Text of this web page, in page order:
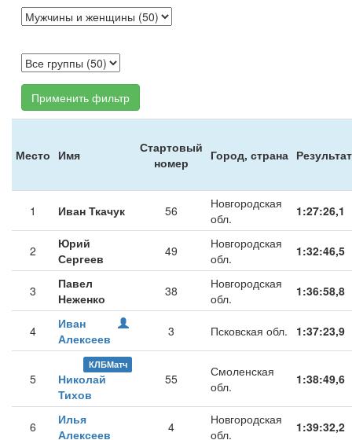
Применить фильтр
Место Имя
Стартовый
номер
Город, страна Результат
1 Иван Ткачук 56
Новгородская
обл.
1:27:26,1
2
Юрий
Сергеев
49
Новгородская
обл.
1:32:46,5
3
Павел
Неженко
38
Новгородская
обл.
1:36:58,8
4
Иван
Алексеев
3 Псковская обл. 1:37:23,9
5
КЛБМатч
Николай
Тихов
55
Смоленская
обл.
1:38:49,6
6
Илья
Алексеев
4
Новгородская
обл.
1:39:32,2